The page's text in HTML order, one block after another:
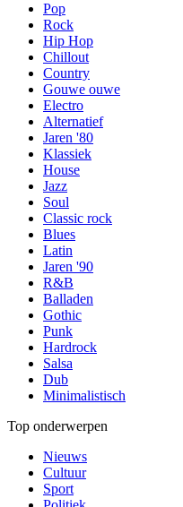
Pop
Rock
Hip Hop
Chillout
Country
Gouwe ouwe
Electro
Alternatief
Jaren '80
Klassiek
House
Jazz
Soul
Classic rock
Blues
Latin
Jaren '90
R&B
Balladen
Gothic
Punk
Hardrock
Salsa
Dub
Minimalistisch
Top onderwerpen
Nieuws
Cultuur
Sport